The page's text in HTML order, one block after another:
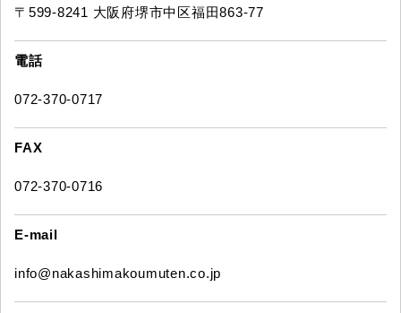
〒599-8241 大阪府堺市中区福田863-77
電話
072-370-0717
FAX
072-370-0716
E-mail
info@nakashimakoumuten.co.jp